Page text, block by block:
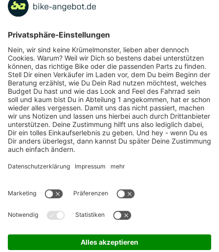
Beliebte Fahrrad-Kategorien
Marken-Highlights
TOP-Marken
ZAHLUNGSARTEN / RATENKAUF
FÜR ARBEITGEBER & ARBEITNEHMER